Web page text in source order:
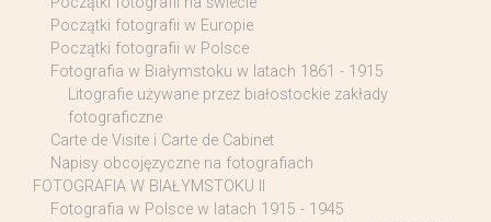
Początki fotografii w Europie
Początki fotografii w Polsce
Fotografia w Białymstoku w latach 1861 - 1915
Litografie używane przez białostockie zakłady
fotograficzne
Carte de Visite i Carte de Cabinet
Napisy obcojęzyczne na fotografiach
FOTOGRAFIA W BIAŁYMSTOKU II
Fotografia w Polsce w latach 1915 - 1945